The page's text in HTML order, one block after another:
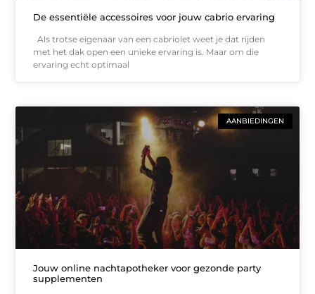
De essentiële accessoires voor jouw cabrio ervaring
Als trotse eigenaar van een cabriolet weet je dat rijden
met het dak open een unieke ervaring is. Maar om die
ervaring echt optimaal
AANBIEDINGEN
Jouw online nachtapotheker voor gezonde party
supplementen